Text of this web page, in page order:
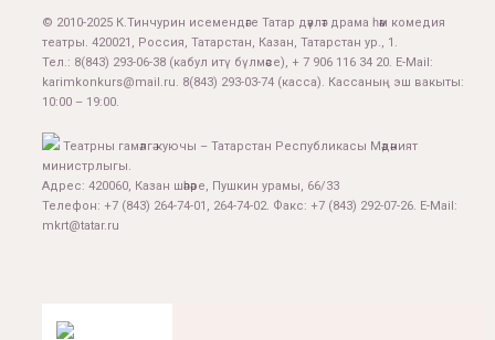
© 2010-2025 К.Тинчурин исемендәге Татар дәүләт драма һәм комедия
театры. 420021, Россия, Татарстан, Казан, Татарстан ур., 1.
Тел.: 8(843) 293-06-38 (кабул итү бүлмәсе), + 7 906 116 34 20. E-Mail:
karimkonkurs@mail.ru. 8(843) 293-03-74 (касса). Кассаның эш вакыты:
10:00 – 19:00.
Театрны гамәлгә куючы – Татарстан Республикасы Мәдәният
министрлыгы.
Адрес: 420060, Казан шәһәре, Пушкин урамы, 66/33
Телефон: +7 (843) 264-74-01, 264-74-02. Факс: +7 (843) 292-07-26. E-Mail:
mkrt@tatar.ru